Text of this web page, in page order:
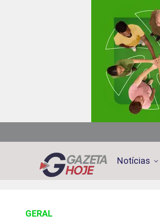
Notícias
GERAL